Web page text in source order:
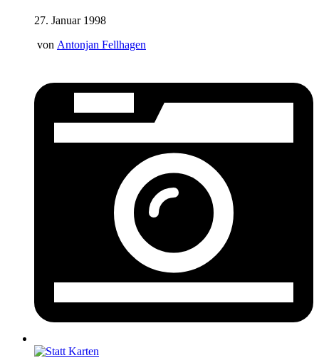
27. Januar 1998
von Antonjan Fellhagen